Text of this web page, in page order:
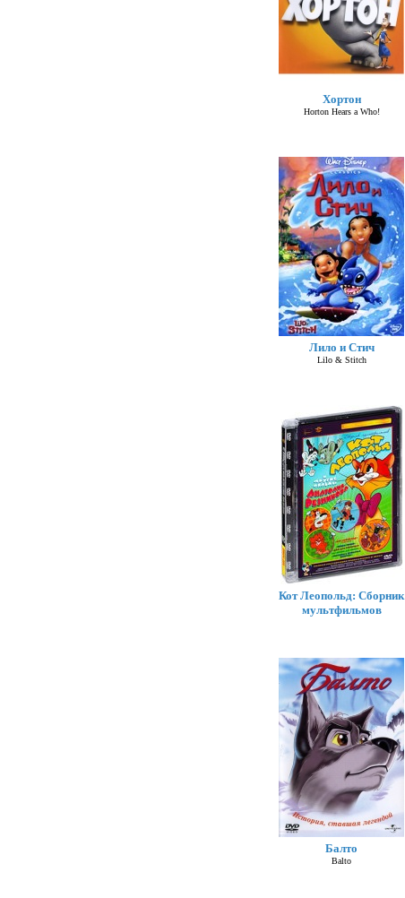
Хортон
Horton Hears a Who!
Лило и Стич
Lilo & Stitch
Кот Леопольд: Сборник
мультфильмов
Балто
Balto